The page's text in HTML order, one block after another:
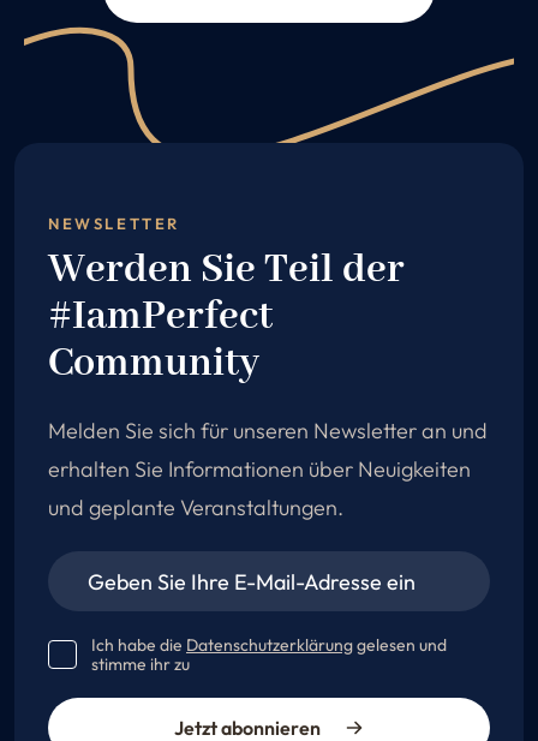
NEWSLETTER
Werden Sie Teil der
#IamPerfect
Community
Melden Sie sich für unseren Newsletter an und
erhalten Sie Informationen über Neuigkeiten
und geplante Veranstaltungen.
Ich habe die Datenschutzerklärunggelesen und
stimme ihr zu
Jetzt abonnieren